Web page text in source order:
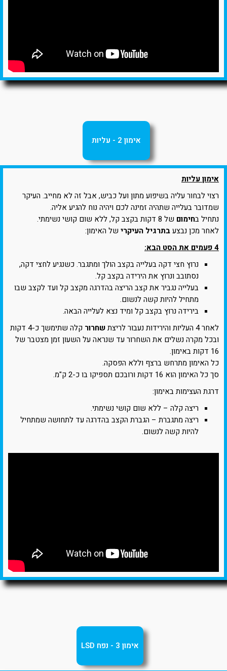
אימון 2 - עליות
אימון עליות
רצוי לבחור עליה בשיפוע מתון ועל כביש, אבל זה לא מחייב. העיקר
שמדובר בעלייה שתהיה זמינה לכם ויהיה נוח להגיע אליה.
נתחיל בחימום של 8 דקות בקצב קל, ללא שום קושי נשימתי.
לאחר מכן נבצעבתרגיל העיקרי של האימון:
4 פעמים את הסט הבא:
נרוץ חצי דקה בעלייה בקצב הולך ומתגבר. כשנגיע לחצי דקה,
נסתובב ונרוץ את הירידה בקצב קל.
בעלייה נגביר את קצב הריצה בהדרגה מקצב קל ועד לקצב שבו
מתחיל להיות קשה לנשום.
בירידה נרוץ בקצב קל ומיד נצא לעלייה הבאה.
לאחר 4 העליות והירידות נעבור לריצת
שחרור
קלה שתימשך כ-4 דקות
ובכל מקרה נשלים את השחרור עד שנראה על השעון זמן מצטבר של
16 דקות באימון.
כל האימון מתרחש ברצף וללא הפסקה.
סך כל האימון הוא 16 דקות ורובכם תספיקו בו כ-2 ק"מ.
דרגת העצימות באימון:
ריצה קלה – ללא שום קושי נשימתי.
ריצה מתגברת – הגברת הקצב בהדרגה עד לתחושה שמתחיל
להיות קשה לנשום.
אימון 3 - נפח LSD